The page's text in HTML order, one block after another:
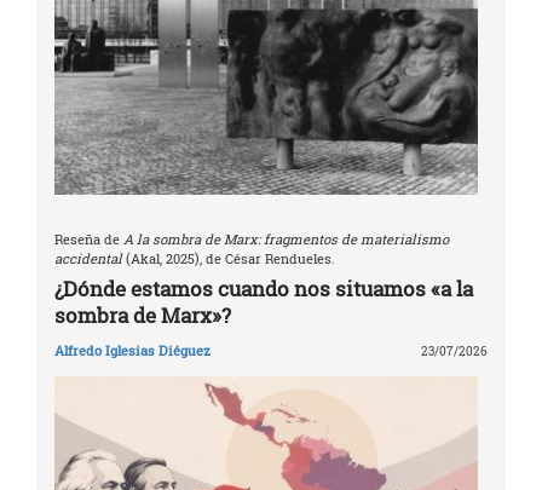
Reseña de A la sombra de Marx: fragmentos de materialismo
accidental(Akal, 2025), de César Rendueles.
¿Dónde estamos cuando nos situamos «a la
sombra de Marx»?
Alfredo Iglesias Diéguez 23/07/2026